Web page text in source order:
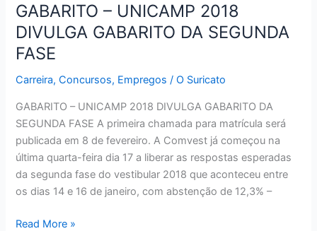
GABARITO – UNICAMP 2018
DIVULGA GABARITO DA SEGUNDA
FASE
Carreira,Concursos, Empregos /O Suricato
GABARITO – UNICAMP 2018 DIVULGA GABARITO DA
SEGUNDA FASE A primeira chamada para matrícula será
publicada em 8 de fevereiro. A Comvest já começou na
última quarta-feira dia 17 a liberar as respostas esperadas
da segunda fase do vestibular 2018 que aconteceu entre
os dias 14 e 16 de janeiro, com abstenção de 12,3% –
GABARITO
Read More »